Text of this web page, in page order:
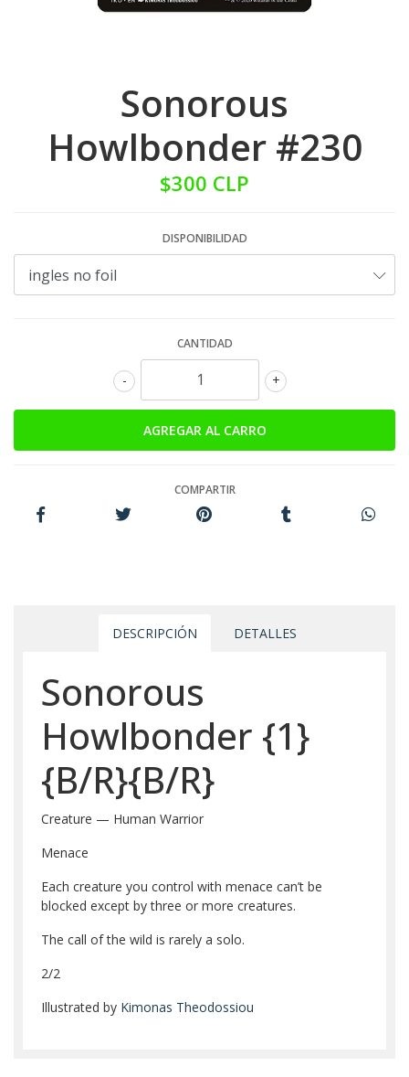
Sonorous
Howlbonder #230
$300 CLP
DISPONIBILIDAD
CANTIDAD
+
-
COMPARTIR
DESCRIPCIÓN DETALLES
Sonorous
Howlbonder {1}
{B/R}{B/R}
Creature — Human Warrior
Menace
Each creature you control with menace can’t be
blocked except by three or more creatures.
The call of the wild is rarely a solo.
2/2
Illustrated by Kimonas Theodossiou